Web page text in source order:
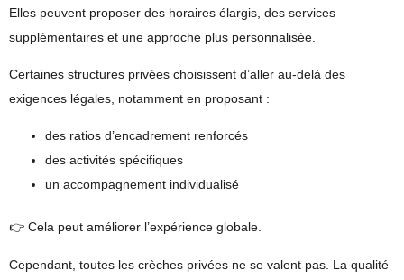
Elles peuvent proposer des horaires élargis, des services
supplémentaires et une approche plus personnalisée.
Certaines structures privées choisissent d’aller au-delà des
exigences légales, notamment en proposant :
des ratios d’encadrement renforcés
des activités spécifiques
un accompagnement individualisé
👉 Cela peut améliorer l’expérience globale.
Cependant, toutes les crèches privées ne se valent pas. La qualité